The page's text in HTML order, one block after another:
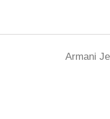
Armani